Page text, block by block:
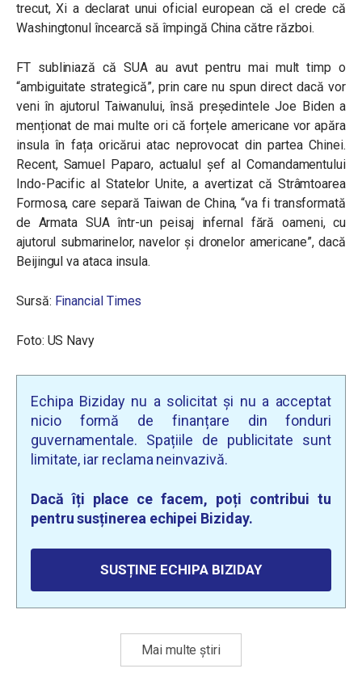
trecut, Xi a declarat unui oficial european că el crede că
Washingtonul încearcă să împingă China către război.
FT subliniază că SUA au avut pentru mai mult timp o
“ambiguitate strategică”, prin care nu spun direct dacă vor
veni în ajutorul Taiwanului, însă președintele Joe Biden a
menționat de mai multe ori că forțele americane vor apăra
insula în fața oricărui atac neprovocat din partea Chinei.
Recent, Samuel Paparo, actualul șef al Comandamentului
Indo-Pacific al Statelor Unite, a avertizat că Strâmtoarea
Formosa, care separă Taiwan de China, “va fi transformată
de Armata SUA într-un peisaj infernal fără oameni, cu
ajutorul submarinelor, navelor și dronelor americane”, dacă
Beijingul va ataca insula.
Sursă: Financial Times
Foto: US Navy
Echipa Biziday nu a solicitat și nu a acceptat
nicio formă de finanțare din fonduri
guvernamentale. Spațiile de publicitate sunt
limitate, iar reclama neinvazivă.
Dacă îți place ce facem, poți contribui tu
pentru susținerea echipei Biziday.
SUSȚINE ECHIPA BIZIDAY
Mai multe știri